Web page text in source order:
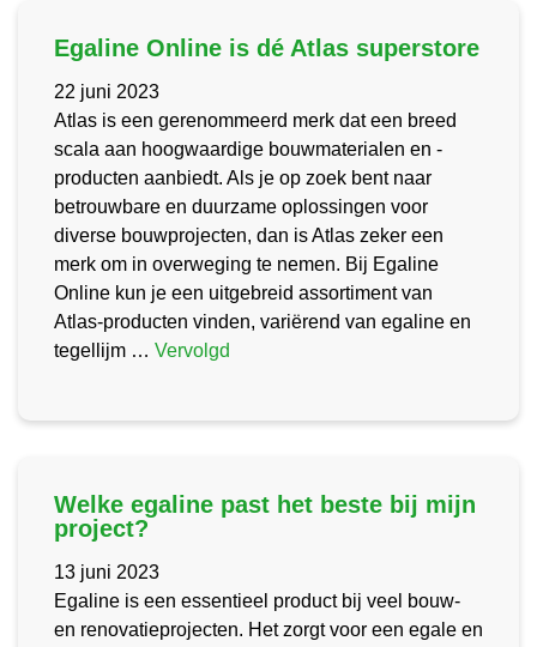
Egaline Online is dé Atlas superstore
22 juni 2023
Atlas is een gerenommeerd merk dat een breed
scala aan hoogwaardige bouwmaterialen en -
producten aanbiedt. Als je op zoek bent naar
betrouwbare en duurzame oplossingen voor
diverse bouwprojecten, dan is Atlas zeker een
merk om in overweging te nemen. Bij Egaline
Online kun je een uitgebreid assortiment van
Atlas-producten vinden, variërend van egaline en
tegellijm … Vervolgd
Welke egaline past het beste bij mijn
project?
13 juni 2023
Egaline is een essentieel product bij veel bouw-
en renovatieprojecten. Het zorgt voor een egale en